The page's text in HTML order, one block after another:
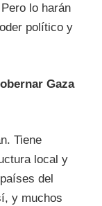
lo harán
político y
Gaza
Tiene
local y
del
y muchos